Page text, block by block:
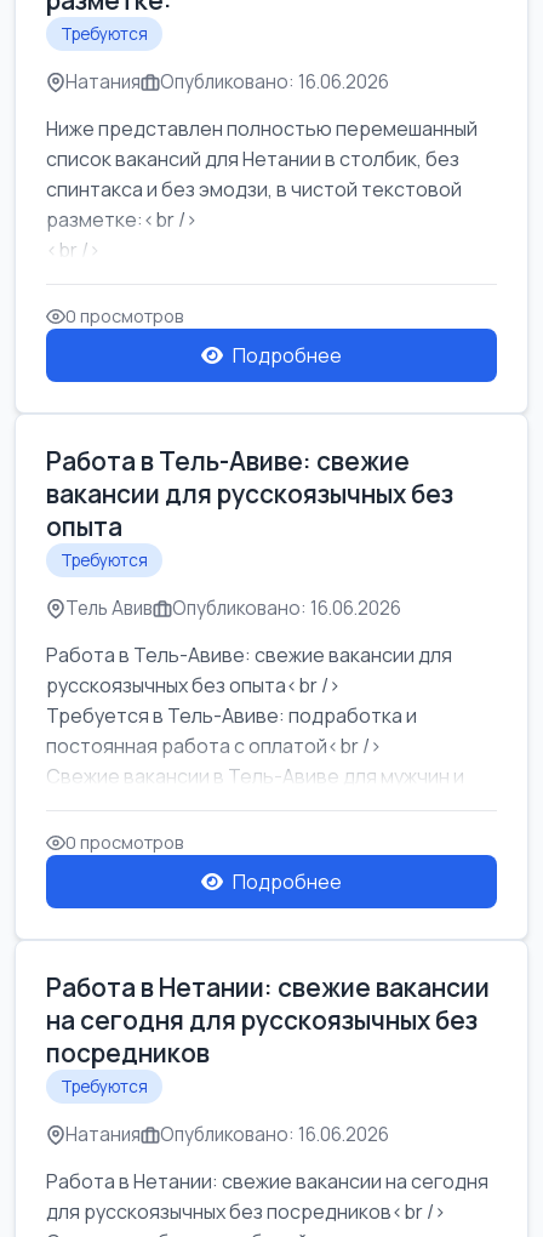
Требуются
Натания Опубликовано: 16.06.2026
Ниже представлен полностью перемешанный
список вакансий для Нетании в столбик, без
спинтакса и без эмодзи, в чистой текстовой
разметке:<br />
<br />
Работа в Нетании на мебельном производстве:
требу...
0 просмотров
Подробнее
Работа в Тель-Авиве: свежие
вакансии для русскоязычных без
опыта
Требуются
Тель Авив Опубликовано: 16.06.2026
Работа в Тель-Авиве: свежие вакансии для
русскоязычных без опыта<br />
Требуется в Тель-Авиве: подработка и
постоянная работа с оплатой<br />
Свежие вакансии в Тель-Авиве для мужчин и
женщин от хозя...
0 просмотров
Подробнее
Работа в Нетании: свежие вакансии
на сегодня для русскоязычных без
посредников
Требуются
Натания Опубликовано: 16.06.2026
Работа в Нетании: свежие вакансии на сегодня
для русскоязычных без посредников<br />